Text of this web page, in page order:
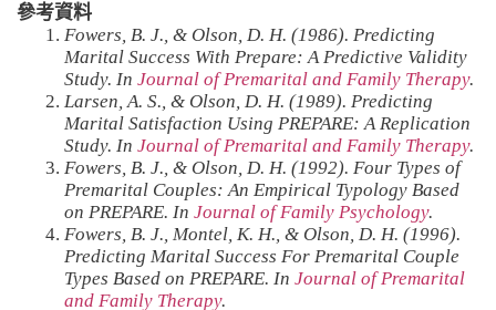
參考資料
Fowers, B. J., & Olson, D. H. (1986). Predicting
Marital Success With Prepare: A Predictive Validity
Study. In Journal of Premarital and Family Therapy.
Larsen, A. S., & Olson, D. H. (1989). Predicting
Marital Satisfaction Using PREPARE: A Replication
Study. In Journal of Premarital and Family Therapy.
Fowers, B. J., & Olson, D. H. (1992). Four Types of
Premarital Couples: An Empirical Typology Based
on PREPARE. In Journal of Family Psychology.
Fowers, B. J., Montel, K. H., & Olson, D. H. (1996).
Predicting Marital Success For Premarital Couple
Types Based on PREPARE. In Journal of Premarital
and Family Therapy.